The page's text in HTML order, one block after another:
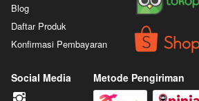
Blog
Daftar Produk
Konfirmasi Pembayaran
Social Media Metode Pengiriman